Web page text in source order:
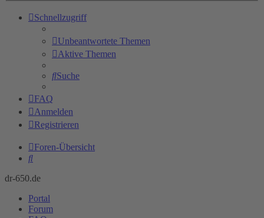
Schnellzugriff
Unbeantwortete Themen
Aktive Themen
Suche
FAQ
Anmelden
Registrieren
Foren-Übersicht
Suche
dr-650.de
Portal
Forum